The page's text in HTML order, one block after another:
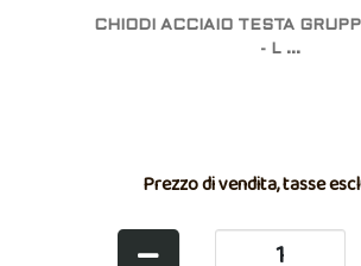
CHIODI ACCIAIO TESTA
- L ...
Prezzo di vendita, tasse